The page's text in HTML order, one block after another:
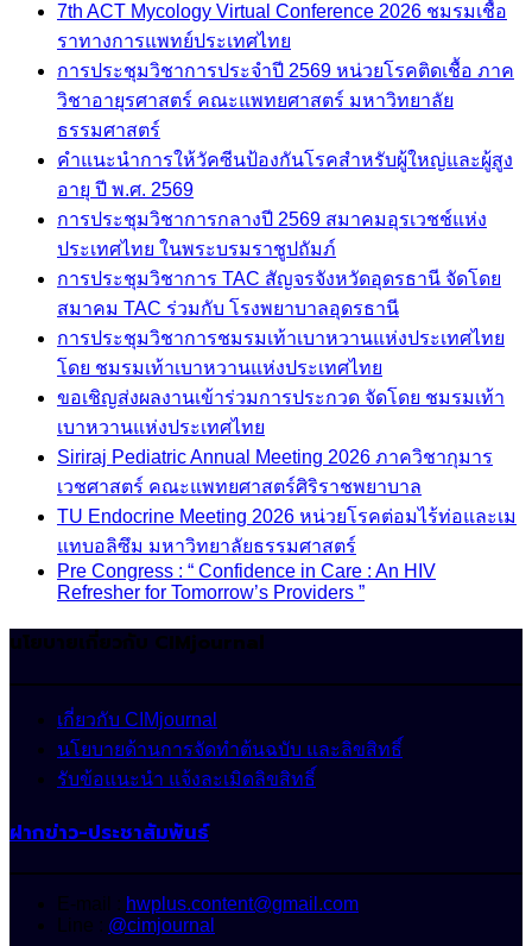
7th ACT Mycology Virtual Conference 2026 ชมรมเชื้อ
ราทางการแพทย์ประเทศไทย
การประชุมวิชาการประจำปี 2569 หน่วยโรคติดเชื้อ ภาค
วิชาอายุรศาสตร์ คณะแพทยศาสตร์ มหาวิทยาลัย
ธรรมศาสตร์
คำแนะนำการให้วัคซีนป้องกันโรคสำหรับผู้ใหญ่และผู้สูง
อายุ ปี พ.ศ. 2569
การประชุมวิชาการกลางปี 2569 สมาคมอุรเวชช์แห่ง
ประเทศไทย ในพระบรมราชูปถัมภ์
การประชุมวิชาการ TAC สัญจรจังหวัดอุดรธานี จัดโดย
สมาคม TAC ร่วมกับ โรงพยาบาลอุดรธานี
การประชุมวิชาการชมรมเท้าเบาหวานแห่งประเทศไทย
โดย ชมรมเท้าเบาหวานแห่งประเทศไทย
ขอเชิญส่งผลงานเข้าร่วมการประกวด จัดโดย ชมรมเท้า
เบาหวานแห่งประเทศไทย
Siriraj Pediatric Annual Meeting 2026 ภาควิชากุมาร
เวชศาสตร์ คณะแพทยศาสตร์ศิริราชพยาบาล
TU Endocrine Meeting 2026 หน่วยโรคต่อมไร้ท่อและเม
แทบอลิซึม มหาวิทยาลัยธรรมศาสตร์
Pre Congress : “ Confidence in Care : An HIV
Refresher for Tomorrow’s Providers ”
นโยบายเกี่ยวกับ CIMjournal
เกี่ยวกับ CIMjournal
นโยบายด้านการจัดทำต้นฉบับ และลิขสิทธิ์
รับข้อแนะนำ แจ้งละเมิดลิขสิทธิ์
ฝากข่าว-ประชาสัมพันธ์
E-mail : hwplus.content@gmail.com
Line : @cimjournal